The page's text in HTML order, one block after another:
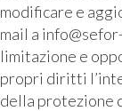
modificare e
mail a
limitazione e
propri diritti
della protezione